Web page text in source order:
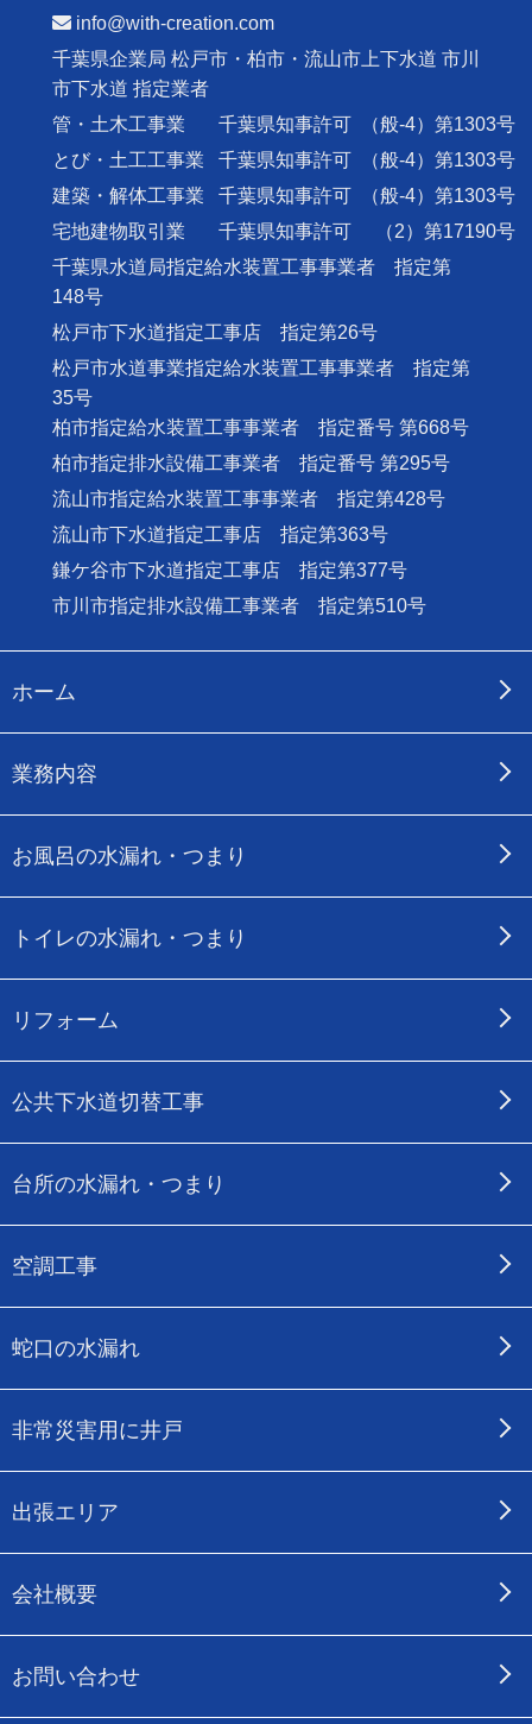
info@with-creation.com
千葉県企業局 松戸市・柏市・流山市上下水道 市川
市下水道 指定業者
管・土木工事業
千葉県知事許可
（般-4）第1303号
とび・土工工事業
千葉県知事許可
（般-4）第1303号
建築・解体工事業
千葉県知事許可
（般-4）第1303号
宅地建物取引業
千葉県知事許可
（2）第17190号
千葉県水道局指定給水装置工事事業者 指定第
148号
松戸市下水道指定工事店 指定第26号
松戸市水道事業指定給水装置工事事業者 指定第
35号
柏市指定給水装置工事事業者 指定番号 第668号
柏市指定排水設備工事業者 指定番号 第295号
流山市指定給水装置工事事業者 指定第428号
流山市下水道指定工事店 指定第363号
鎌ケ谷市下水道指定工事店 指定第377号
市川市指定排水設備工事業者 指定第510号
ホーム
業務内容
お風呂の水漏れ・つまり
トイレの水漏れ・つまり
リフォーム
公共下水道切替工事
台所の水漏れ・つまり
空調工事
蛇口の水漏れ
非常災害用に井戸
出張エリア
会社概要
お問い合わせ